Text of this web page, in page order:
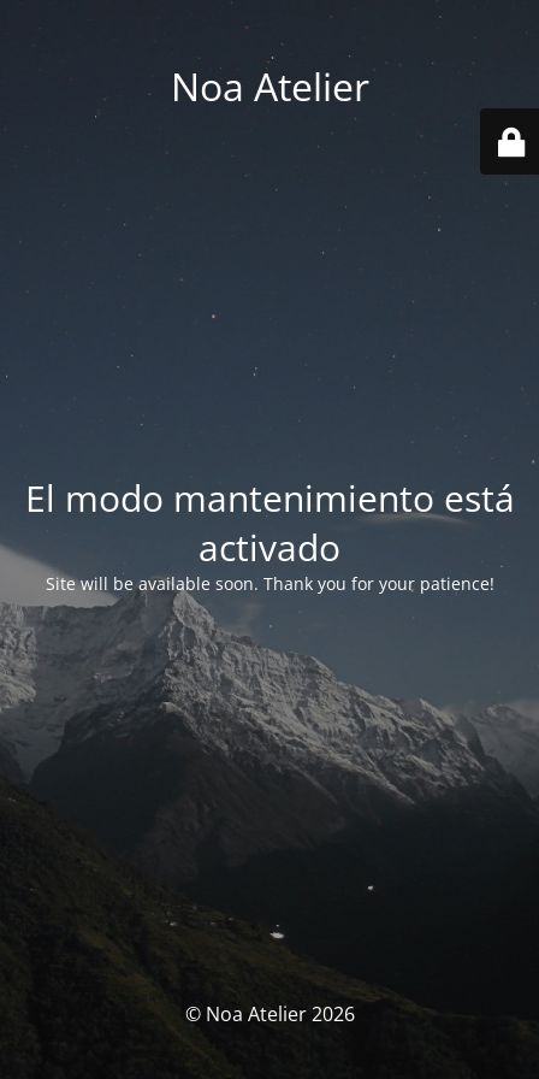
Noa Atelier
El modo mantenimiento está
activado
Site will be available soon. Thank you for your patience!
© Noa Atelier 2026